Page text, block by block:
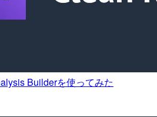
Builderを使ってみた